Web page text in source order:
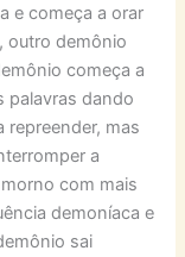
e começa a orar
outro demônio
começa a
palavras dando
mas
a
com mais
demoníaca e
sai